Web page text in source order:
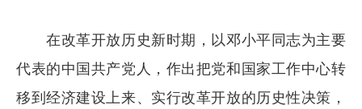
在改革开放历史新时期，以邓小平同志为主要
代表的中国共产党人，作出把党和国家工作中心转
移到经济建设上来、实行改革开放的历史性决策，